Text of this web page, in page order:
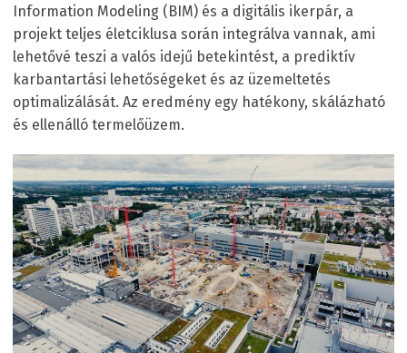
Information Modeling (BIM) és a digitális ikerpár, a
projekt teljes életciklusa során integrálva vannak, ami
lehetővé teszi a valós idejű betekintést, a prediktív
karbantartási lehetőségeket és az üzemeltetés
optimalizálását. Az eredmény egy hatékony, skálázható
és ellenálló termelőüzem.